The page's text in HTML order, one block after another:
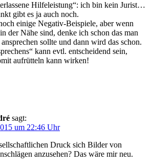
Hilfeleistung“: ich bin kein Jurist…
gibt es ja auch noch.
einige Negativ-Beispiele, aber wenn
der Nähe sind, denke ich schon das man
sollte und dann wird das schon.
kann evtl. entscheidend sein,
aufrütteln kann wirken!
sagt:
um 22:46 Uhr
Druck sich Bilder von
anzusehen? Das wäre mir neu.